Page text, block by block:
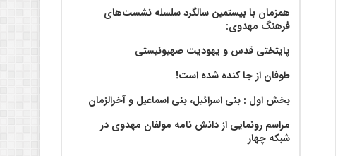
همزمان با بیستمین سالگرد سلسله نشست‌های
فرهنگ مهدوی:‌
پایتختی قدس و یهودیت صهیونیستی
طوفان از جا کنده شده است!
بخش اول : بنی اسرائیل، بنی اسماعیل و آخرالزمان
مراسم رونمایی از دانش نامه مولفان مهدوی در
شبکه چهار